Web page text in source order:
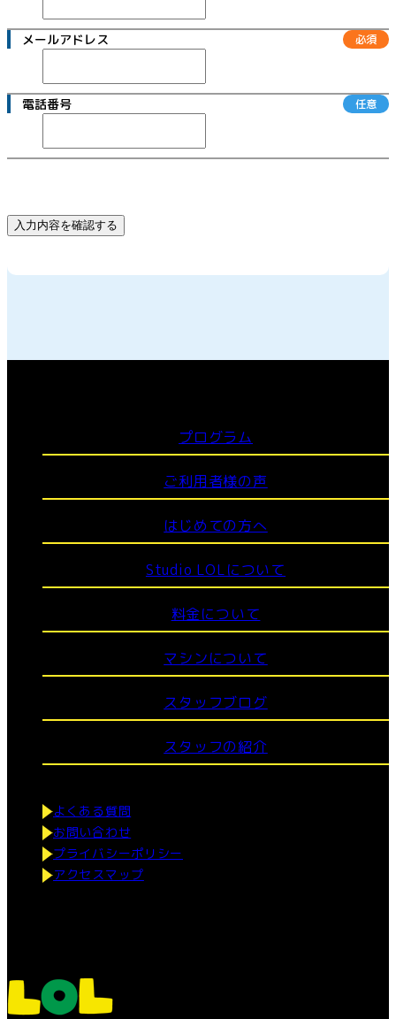
アクセスマップ
メールアドレス
電話番号
入力内容を確認する
プログラム
ご利用者様の声
はじめての方へ
Studio LOLについて
料金について
マシンについて
スタッフブログ
スタッフの紹介
よくある質問
お問い合わせ
プライバシーポリシー
アクセスマップ